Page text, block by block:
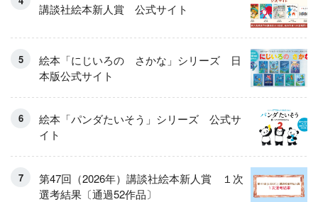
講談社絵本新人賞 公式サイト
絵本「にじいろの さかな」シリーズ 日
本版公式サイト
絵本「パンダたいそう」シリーズ 公式サ
イト
第47回（2026年）講談社絵本新人賞 １次
選考結果〔通過52作品〕